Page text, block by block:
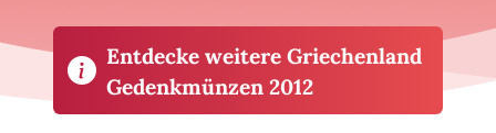
Entdecke weitere Griechenland
Gedenkmünzen 2012